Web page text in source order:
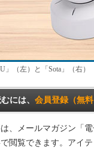
」（左）と「Sota」（右）
には、 会員登録（無料
、メールマガジン「
閲覧できます。アイ